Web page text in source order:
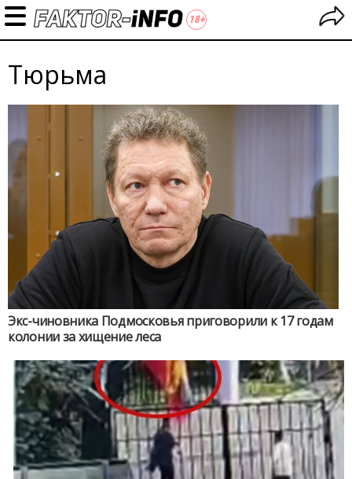
Тюрьма
Экс-чиновника Подмосковья приговорили к 17 годам
колонии за хищение леса